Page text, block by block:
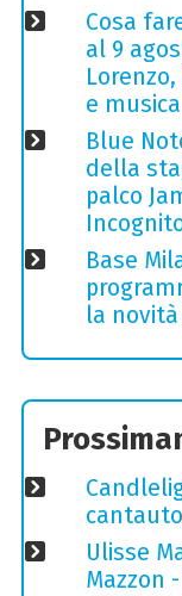
Cosa
al 9
e musica
Blue
della
palco
Base
la
Ulisse
Mazzon